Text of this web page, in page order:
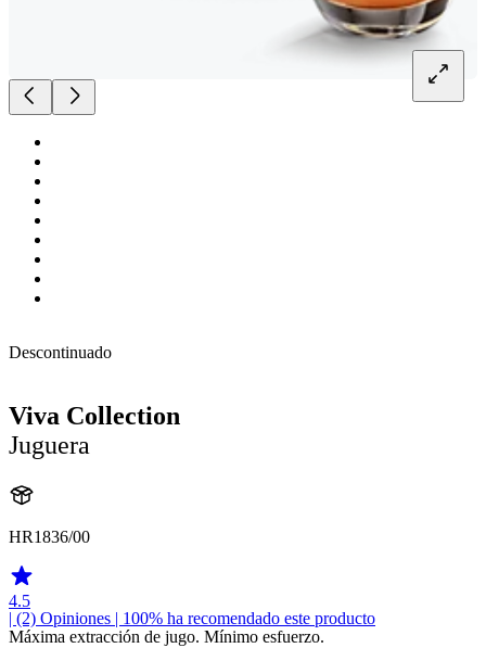
Descontinuado
Viva Collection
Juguera
HR1836/00
4.5
| (2) Opiniones | 100% ha recomendado este producto
Máxima extracción de jugo. Mínimo esfuerzo.